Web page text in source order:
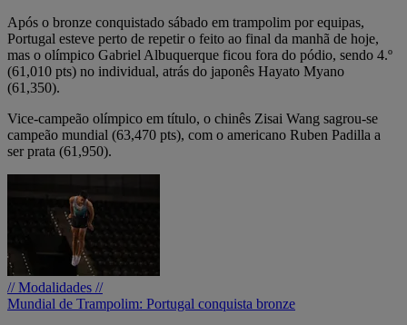
Após o bronze conquistado sábado em trampolim por equipas,
Portugal esteve perto de repetir o feito ao final da manhã de hoje,
mas o olímpico Gabriel Albuquerque ficou fora do pódio, sendo 4.º
(61,010 pts) no individual, atrás do japonês Hayato Myano
(61,350).
Vice-campeão olímpico em título, o chinês Zisai Wang sagrou-se
campeão mundial (63,470 pts), com o americano Ruben Padilla a
ser prata (61,950).
// Modalidades //
Mundial de Trampolim: Portugal conquista bronze